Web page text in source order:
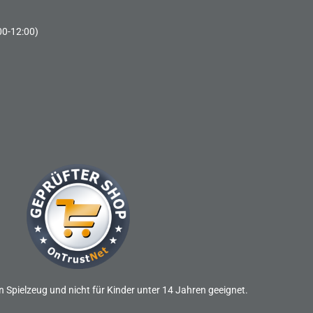
12:00)
Spielzeug und nicht für Kinder unter 14 Jahren geeignet.